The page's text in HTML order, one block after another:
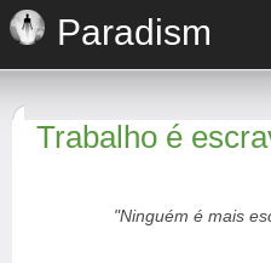
Paradism
Trabalho é
"Ninguém é mais